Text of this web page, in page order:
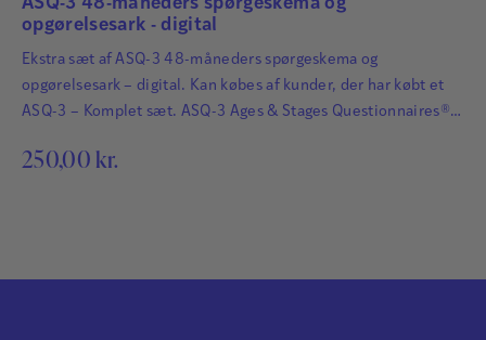
ASQ-3 48-måneders spørgeskema og
opgørelsesark - digital
Ekstra sæt af ASQ-3 48-måneders spørgeskema og
opgørelsesark – digital. Kan købes af kunder, der har købt et
ASQ-3 – Komplet sæt. ASQ-3 Ages & Stages Questionnaires®
hos småbørn. Det har afgørende betydning for børns fremtid,
250,00 kr.